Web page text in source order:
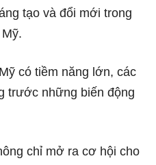
tạo và đổi mới trong
có tiềm năng lớn, các
trước những biến động
chỉ mở ra cơ hội cho